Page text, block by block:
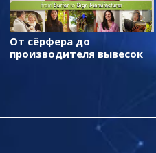
От сёрфера до
производителя вывесок